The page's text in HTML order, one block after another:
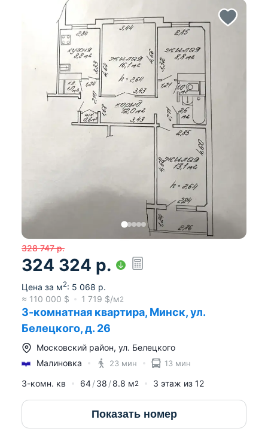
328 747 р.
324 324 р.
Цена за м2: 5 068 р.
≈ 110 000 $ 1 719 $/м2
3-комнатная квартира, Минск, ул.
Белецкого, д. 26
Московский район, ул. Белецкого
Малиновка
23 мин 13 мин
3-комн. кв 64 38 8.8 м2 3 этаж из 12
Показать номер